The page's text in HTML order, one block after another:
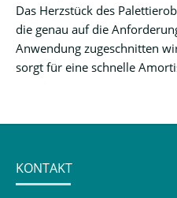
Das Herzstück des
die genau auf die
Anwendung zugeschnitten
sorgt für eine schnelle
KONTAKT